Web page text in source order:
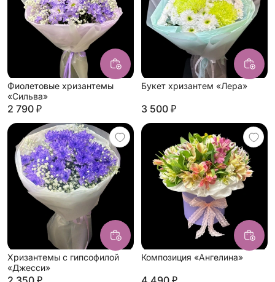
Фиолетовые хризантемы
«Сильва»
2 790 ₽
Букет хризантем «Лера»
3 500 ₽
Хризантемы с гипсофилой
«Джесси»
Композиция «Ангелина»